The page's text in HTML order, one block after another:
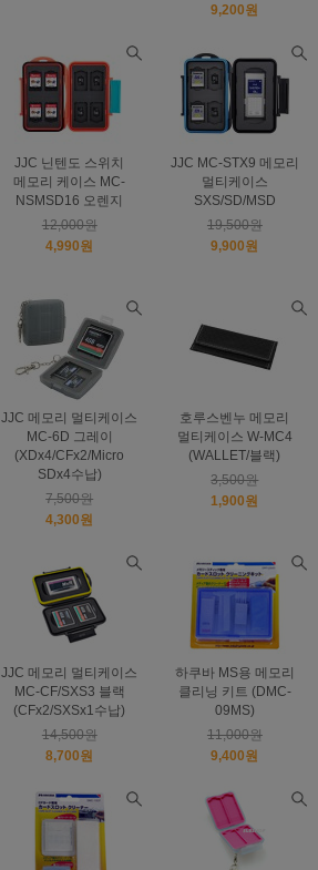
9,200원
JJC 닌텐도 스위치
메모리 케이스 MC-
NSMSD16 오렌지
12,000원
4,990원
JJC MC-STX9 메모리
멀티케이스
SXS/SD/MSD
19,500원
9,900원
JJC 메모리 멀티케이스
MC-6D 그레이
(XDx4/CFx2/Micro
SDx4수납)
7,500원
4,300원
호루스벤누 메모리
멀티케이스 W-MC4
(WALLET/블랙)
3,500원
1,900원
JJC 메모리 멀티케이스
MC-CF/SXS3 블랙
(CFx2/SXSx1수납)
14,500원
8,700원
하쿠바 MS용 메모리
클리닝 키트 (DMC-
09MS)
11,000원
9,400원